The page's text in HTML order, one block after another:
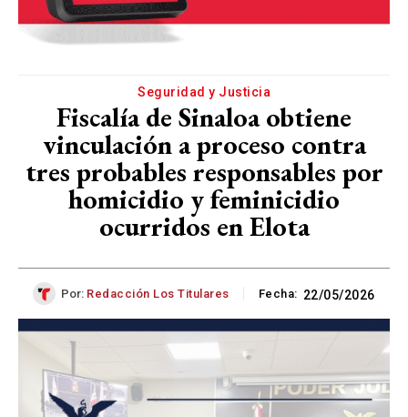
Seguridad y Justicia
Fiscalía de Sinaloa obtiene
vinculación a proceso contra
tres probables responsables por
homicidio y feminicidio
ocurridos en Elota
Por: Redacción Los Titulares Fecha: 22/05/2026